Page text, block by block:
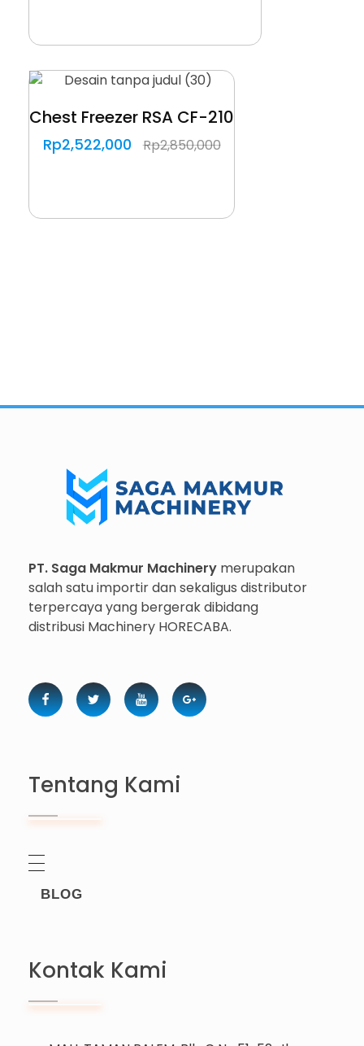
Chest Freezer RSA CF-210
Rp2,522,000 Rp2,850,000
PT. Saga Makmur Machinery merupakan
salah satu importir dan sekaligus distributor
terpercaya yang bergerak dibidang
distribusi Machinery HORECABA.
Tentang Kami
BLOG
Kontak Kami